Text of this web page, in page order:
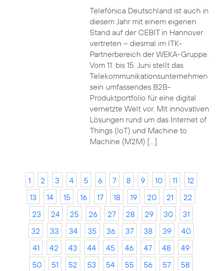
Telefónica Deutschland ist auch in
diesem Jahr mit einem eigenen
Stand auf der CEBIT in Hannover
vertreten – diesmal im ITK-
Partnerbereich der WEKA-Gruppe.
Vom 11. bis 15. Juni stellt das
Telekommunikationsunternehmen
sein umfassendes B2B-
Produktportfolio für eine digital
vernetzte Welt vor. Mit innovativen
Lösungen rund um das Internet of
Things (IoT) und Machine to
Machine (M2M) […]
1 2 3 4 5 6 7 8 9 10 11
12
13
14 15 16 17 18 19 20 21
22
23
24 25 26 27 28 29 30
31
32
33 34 35 36 37 38 39
40
41
42 43 44 45 46 47 48
49
50
51 52 53 54 55 56 57
58